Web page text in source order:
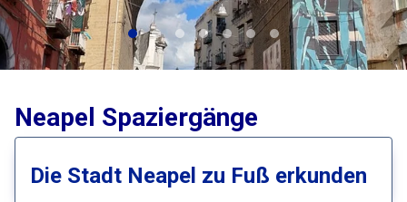
Neapel Spaziergänge
Die Stadt Neapel zu Fuß erkunden